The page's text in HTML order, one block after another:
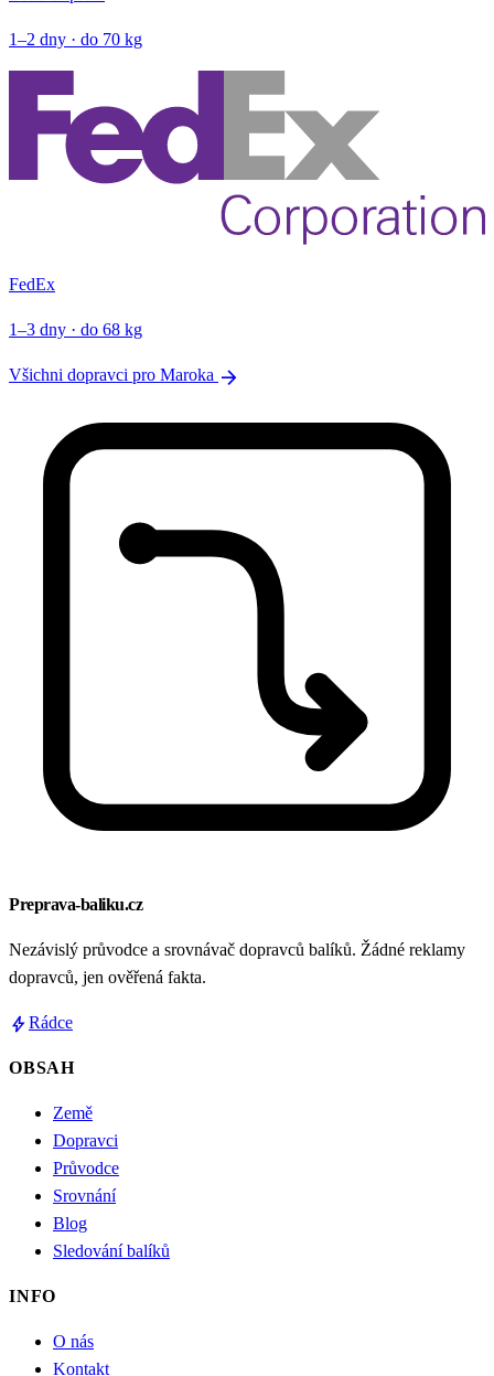
1–2 dny · do 70 kg
FedEx
1–3 dny · do 68 kg
Všichni dopravci pro Maroka arrow_forward
Preprava-baliku.cz
Nezávislý průvodce a srovnávač dopravců balíků. Žádné reklamy
dopravců, jen ověřená fakta.
boltRádce
OBSAH
Země
Dopravci
Průvodce
Srovnání
Blog
Sledování balíků
INFO
O nás
Kontakt